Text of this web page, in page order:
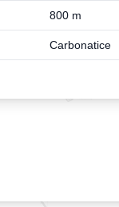
800 m
Carbonatice